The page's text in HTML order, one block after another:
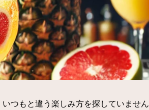
つもと違う楽しみ方を探していません